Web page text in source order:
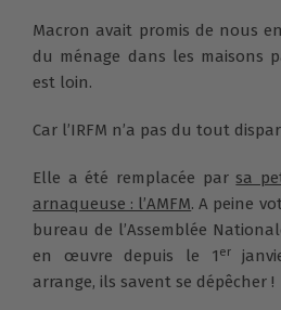
Macron avait promis de nous
du ménage dans les maisons
est loin.
Car l’IRFM n’a pas du tout
Elle a été remplacée par sa
arnaqueuse : l’AMFM. A peine
bureau de l’Assemblée
en œuvre depuis le 1 er
arrange, ils savent se dépêcher !